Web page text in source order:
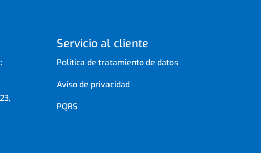
Servicio al cliente
Política de tratamiento de datos
Aviso de privacidad
PQRS